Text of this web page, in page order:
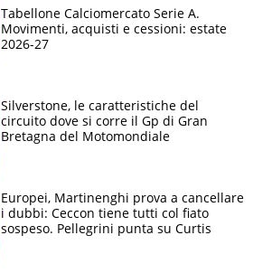
Tabellone Calciomercato Serie A.
Movimenti, acquisti e cessioni: estate
2026-27
Silverstone, le caratteristiche del
circuito dove si corre il Gp di Gran
Bretagna del Motomondiale
Europei, Martinenghi prova a cancellare
i dubbi: Ceccon tiene tutti col fiato
sospeso. Pellegrini punta su Curtis